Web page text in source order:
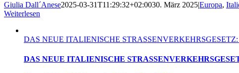
Giulia Dall´Anese2025-03-31T11:29:32+02:0030. März 2025|Europa,
Weiterlesen
DAS NEUE ITALIENISCHE
DAS NEUE ITALIENISCHE